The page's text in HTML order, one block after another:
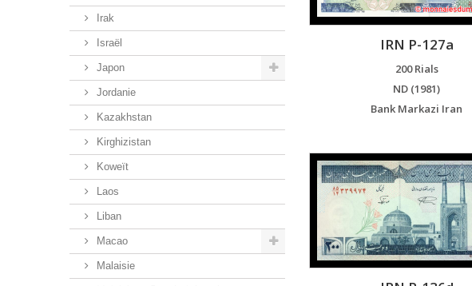
Irak
Israël
Japon
Jordanie
Kazakhstan
Kirghizistan
Koweït
Laos
Liban
Macao
Malaisie
IRN P-127a
200 Rials
ND (1981)
Bank Markazi Iran